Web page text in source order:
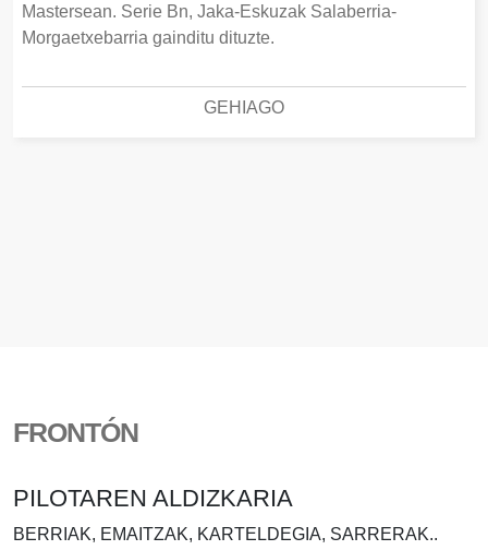
Mastersean. Serie Bn, Jaka-Eskuzak Salaberria-
Morgaetxebarria gainditu dituzte.
GEHIAGO
FRONTÓN
PILOTAREN ALDIZKARIA
BERRIAK, EMAITZAK, KARTELDEGIA, SARRERAK..